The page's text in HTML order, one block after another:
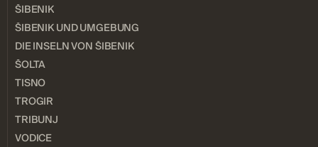
ŠIBENIK
ŠIBENIK UND UMGEBUNG
DIE INSELN VON ŠIBENIK
ŠOLTA
TISNO
TROGIR
TRIBUNJ
VODICE